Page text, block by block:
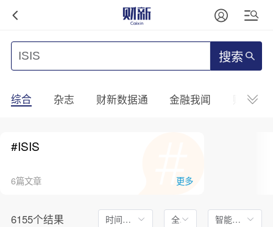
搜索
综合 杂志 财新数据通 金融我闻 财新
#ISIS
6篇文章 更多
6155个结果 时间不限 全文 智能排序